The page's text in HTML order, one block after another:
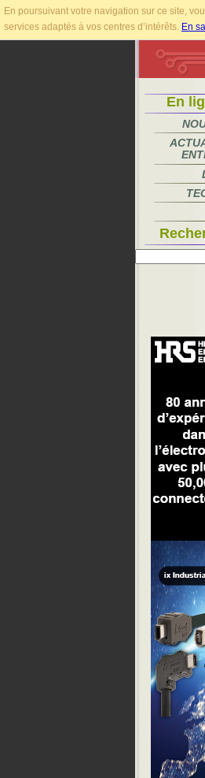
En poursuivant votre navigation sur ce site,
services adaptés à vos centres d’intérêts. En
En